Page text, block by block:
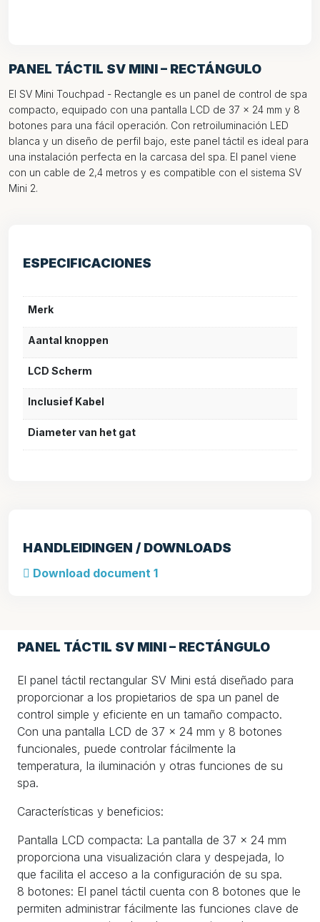
PANEL TÁCTIL SV MINI – RECTÁNGULO
El SV Mini Touchpad - Rectangle es un panel de control de spa
compacto, equipado con una pantalla LCD de 37 x 24 mm y 8
botones para una fácil operación. Con retroiluminación LED
blanca y un diseño de perfil bajo, este panel táctil es ideal para
una instalación perfecta en la carcasa del spa. El panel viene
con un cable de 2,4 metros y es compatible con el sistema SV
Mini 2.
ESPECIFICACIONES
Merk
Aantal knoppen
LCD Scherm
Inclusief Kabel
Diameter van het gat
HANDLEIDINGEN / DOWNLOADS
Download document 1
PANEL TÁCTIL SV MINI – RECTÁNGULO
El panel táctil rectangular SV Mini está diseñado para
proporcionar a los propietarios de spa un panel de
control simple y eficiente en un tamaño compacto.
Con una pantalla LCD de 37 x 24 mm y 8 botones
funcionales, puede controlar fácilmente la
temperatura, la iluminación y otras funciones de su
spa.
Características y beneficios:
Pantalla LCD compacta: La pantalla de 37 x 24 mm
proporciona una visualización clara y despejada, lo
que facilita el acceso a la configuración de su spa.
8 botones: El panel táctil cuenta con 8 botones que le
permiten administrar fácilmente las funciones clave de